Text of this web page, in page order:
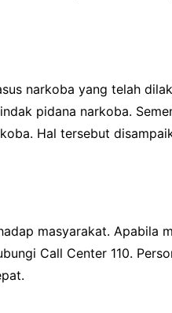
narkoba yang telah
pidana narkoba.
Hal tersebut
masyarakat. Apabila
Call Center 110.